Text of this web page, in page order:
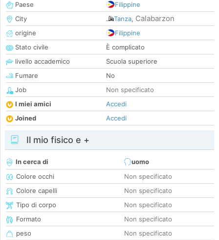
Paese
Filippine
City
Tanza, Calabarzon
origine
Filippine
Stato civile
È complicato
livello accademico
Scuola superiore
Fumare
No
Job
Non specificato
I miei amici
Accedi
Joined
Accedi
Il mio fisico e +
In cerca di
uomo
Colore occhi
Non specificato
Colore capelli
Non specificato
Tipo di corpo
Non specificato
Formato
Non specificato
peso
Non specificato